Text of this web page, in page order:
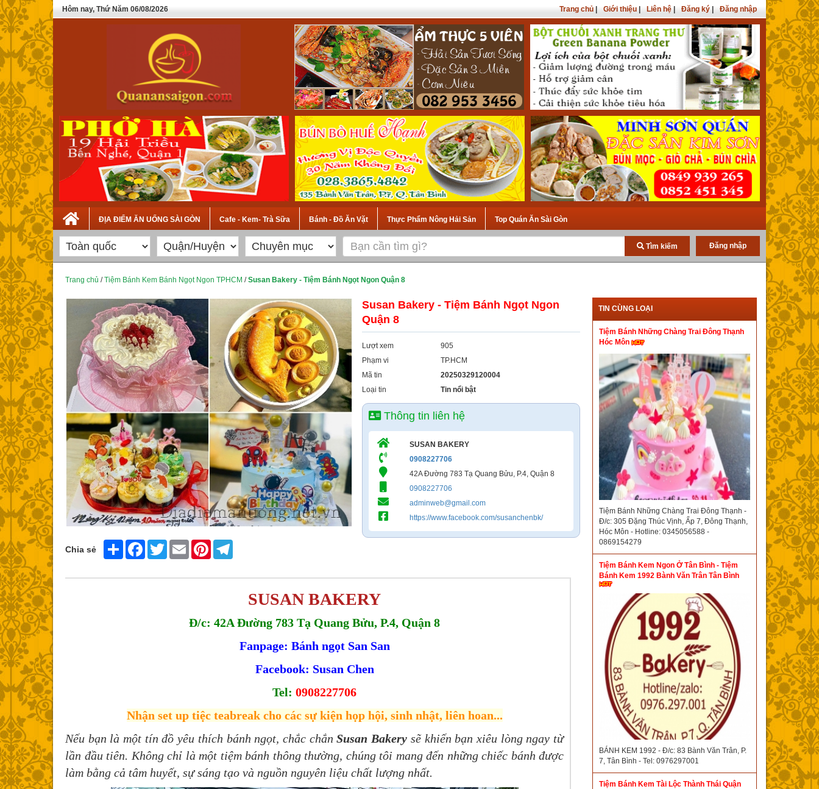
Hôm nay, Thứ Năm 06/08/2026 Trang chủ Giới thiệu Liên hệ Đăng ký Đăng nhập
ĐỊA ĐIỂM ĂN UỐNG SÀI GÒN Cafe - Kem- Trà Sữa Bánh - Đồ Ăn Vặt Thực Phẩm Nông Hải Sản Top Quán Ăn Sài Gòn
Tìm kiếm Đăng nhập
Trang chủ /Tiệm Bánh Kem Bánh Ngọt Ngon TPHCM /Susan Bakery - Tiệm Bánh Ngọt Ngon Quận 8
Chia sẻ Share FacebookTwitter Email Pinterest
Susan Bakery - Tiệm Bánh Ngọt Ngon
Quận 8
Lượt xem
905
Phạm vi
TP.HCM
Mã tin
20250329120004
Loại tin
Tin nổi bật
Thông tin liên hệ
SUSAN BAKERY
0908227706
42A Đường 783 Tạ Quang Bửu, P.4, Quận 8
0908227706
adminweb@gmail.com
https://www.facebook.com/susanchenbk/
SUSAN BAKERY
Đ/c: 42A Đường 783 Tạ Quang Bửu, P.4, Quận 8
Fanpage: Bánh ngọt San San
Facebook: Susan Chen
Tel: 0908227706
Nhận set up tiệc teabreak cho các sự kiện họp hội, sinh nhật, liên hoan...
Nếu bạn là một tín đồ yêu thích bánh ngọt, chắc chắnSusan Bakery sẽ khiến bạn xiêu lòng ngay từ
lần đầu tiên. Không chỉ là một tiệm bánh thông thường, chúng tôi mang đến những chiếc bánh được
làm bằng cả tâm huyết, sự sáng tạo và nguồn nguyên liệu chất lượng nhất.
TIN CÙNG LOẠI
Tiệm Bánh Những Chàng Trai Đông Thạnh
Hóc Môn
Tiệm Bánh Những Chàng Trai Đông Thạnh -
Đ/c: 305 Đặng Thúc Vịnh, Ấp 7, Đông Thạnh,
Hóc Môn - Hotline: 0345056588 -
0869154279
Tiệm Bánh Kem Ngon Ở Tân Bình - Tiệm
Bánh Kem 1992 Bành Văn Trân Tân Bình
BÁNH KEM 1992 - Đ/c: 83 Bành Văn Trân, P.
7, Tân Bình - Tel: 0976297001
Tiệm Bánh Kem Tài Lộc Thành Thái Quận